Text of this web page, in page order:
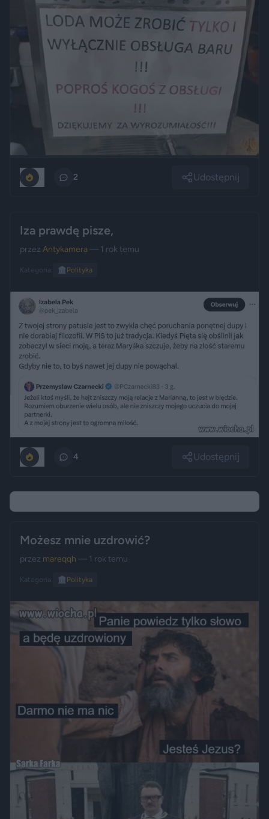
2 Udostępnij
Iza prawdę pisze,
przez Antykamera — 1 rok temu
Kategoria: 🏛️ Polityka
4 Udostępnij
Możesz mnie uzdrowić?
przez mareqqh — 1 rok temu
Kategoria: 🏛️ Polityka